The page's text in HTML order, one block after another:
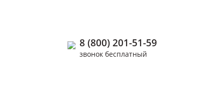
8 (800) 201-51-59
звонок бесплатный